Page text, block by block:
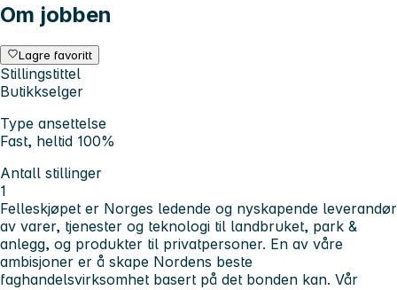
Om jobben
Lagre favoritt
Stillingstittel
Butikkselger
Type ansettelse
Fast, heltid 100%
Antall stillinger
1
Felleskjøpet er Norges ledende og nyskapende leverandør
av varer, tjenester og teknologi til landbruket, park &
anlegg, og produkter til privatpersoner. En av våre
ambisjoner er å skape Nordens beste
faghandelsvirksomhet basert på det bonden kan. Vår